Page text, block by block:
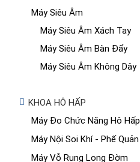
Máy Siêu Âm
Máy Siêu Âm Xách Tay
Máy Siêu Âm Bàn Đẩy
Máy Siêu Âm Không Dây
KHOA HÔ HẤP
Máy Đo Chức Năng Hô Hấp
Máy Nội Soi Khí - Phế Quản
Máy Vỗ Rung Long Đờm